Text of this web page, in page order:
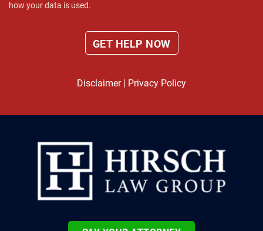
how your data is used.
Disclaimer| Privacy Policy